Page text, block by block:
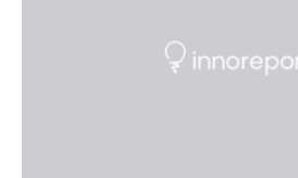
Foundation, des BIAL Award in